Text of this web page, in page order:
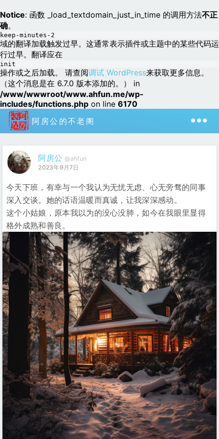
Notice: 函数 _load_textdomain_just_in_time 的调用方法不正
确。
keep-minutes-2
域的翻译加载触发过早。这通常表示插件或主题中的某些代码运
行过早。翻译应在
init
操作或之后加载。 请查阅调试 WordPress来获取更多信息。
（这个消息是在 6.7.0 版本添加的。） in
/www/wwwroot/www.ahfun.me/wp-
includes/functions.php on line 6170
阿房公的不老阁
阿房公 @ahfun
2023年9月7日
今天下班，有幸与一个我认为无忧无虑、心无旁骛的同事
深入交谈。她的话语温暖而真诚，让我深深感动。
这个小姑娘，原本我以为的没心没肺，如今在我眼里显得
格外成熟和善良。